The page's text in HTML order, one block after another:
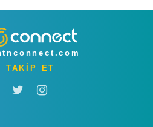
TAKİP ET